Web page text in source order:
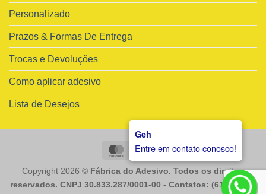
Geh
Entre em contato conosco!
Personalizado
Prazos & Formas De Entrega
Trocas e Devoluções
Como aplicar adesivo
Lista de Desejos
MasterCardVisa
Copyright 2026 © Fábrica do Adesivo. Todos os direitos
reservados. CNPJ 30.833.287/0001-00 - Contatos: (61) 98225-